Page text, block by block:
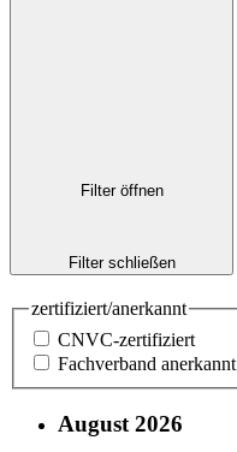
Filter öffnen
Filter schließen
zertifiziert/anerkannt
CNVC-zertifiziert
Fachverband anerkannt
August 2026